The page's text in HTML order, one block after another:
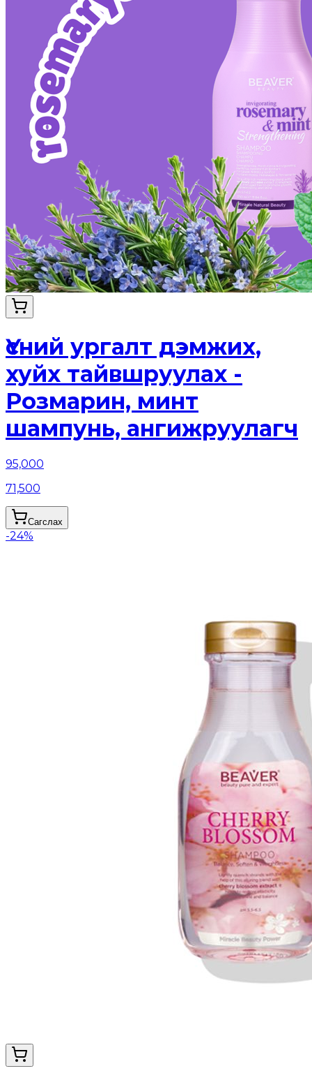
Үсний ургалт дэмжих,
хуйх тайвшруулах -
Розмарин, минт
шампунь, ангижруулагч
95,000
71,500
Сагслах
-24%